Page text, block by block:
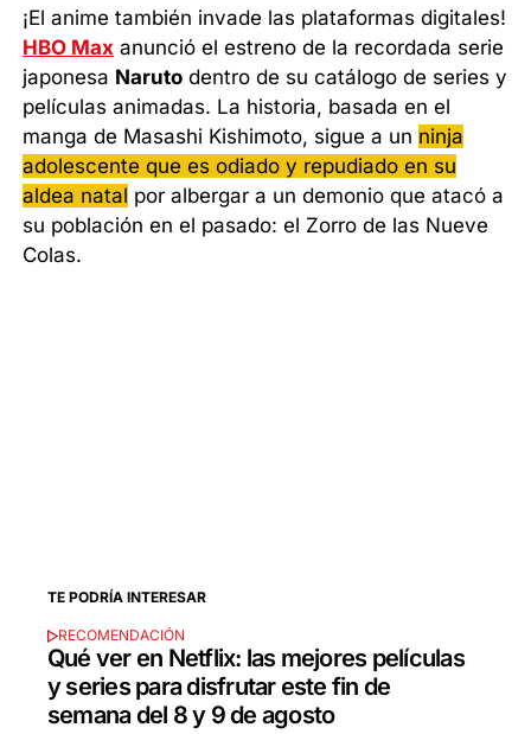
¡El anime también invade las plataformas digitales!
HBO Max anunció el estreno de la recordada serie
japonesa Naruto dentro de su catálogo de series y
películas animadas. La historia, basada en el
manga de Masashi Kishimoto, sigue a un ninja
adolescente que es odiado y repudiado en su
aldea natal por albergar a un demonio que atacó a
su población en el pasado: el Zorro de las Nueve
Colas.
TE PODRÍA INTERESAR
RECOMENDACIÓN
Qué ver en Netflix: las mejores películas
y series para disfrutar este fin de
semana del 8 y 9 de agosto